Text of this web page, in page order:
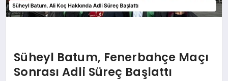
Süheyl Batum, Fenerbahçe Maçı
Sonrası Adli Süreç Başlattı